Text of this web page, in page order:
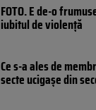
FOTO. E de-o
iubitul de violență
Ce s-a ales de
secte ucigașe din